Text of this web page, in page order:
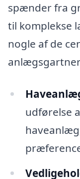
spænder fra
til komplekse
nogle af de
udførelse